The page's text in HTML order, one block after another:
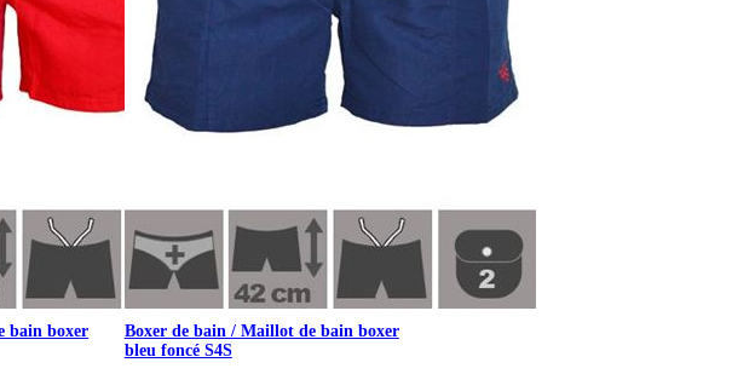
bain boxer
Boxer de bain / Maillot de bain boxer
bleu foncé S4S